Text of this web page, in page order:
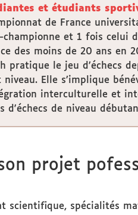
et étudiants
de France
championne et 1 fois celui
des moins de 20 ans en
pratique le jeu d’échecs
niveau. Elle s’implique
interculturelle et
d'échecs de niveau
projet
scientifique, spécialités